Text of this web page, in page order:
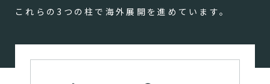
これらの3つの柱で海外展開を進めています。